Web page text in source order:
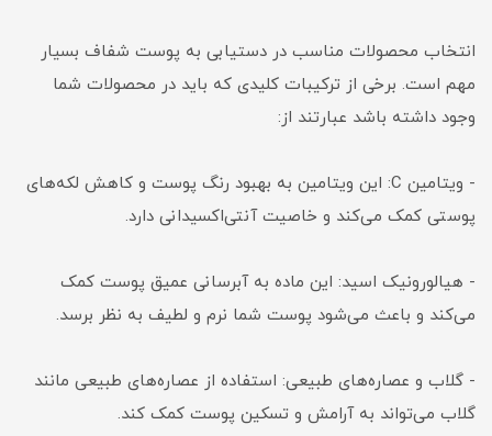
انتخاب محصولات مناسب در دستیابی به پوست شفاف بسیار
مهم است. برخی از ترکیبات کلیدی که باید در محصولات شما
وجود داشته باشد عبارتند از:
- ویتامین C: این ویتامین به بهبود رنگ پوست و کاهش لکه‌های
پوستی کمک می‌کند و خاصیت آنتی‌اکسیدانی دارد.
- هیالورونیک اسید: این ماده به آبرسانی عمیق پوست کمک
می‌کند و باعث می‌شود پوست شما نرم و لطیف به نظر برسد.
- گلاب و عصاره‌های طبیعی: استفاده از عصاره‌های طبیعی مانند
گلاب می‌تواند به آرامش و تسکین پوست کمک کند.